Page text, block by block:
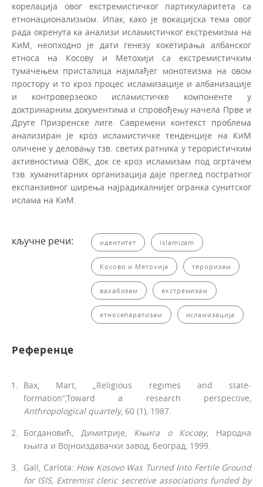
корелација овог екстремистичког партикуларитета са
етнонационализмом. Ипак, како је вокацијска тема овог
рада окренута ка анализи исламистичког екстремизма на
КиМ, неопходно је дати генезу кокетирања албанског
етноса на Косову и Метохији са екстремистичким
тумачењем присталица најмлађег монотеизма на овом
простору и то кроз процес исламизације и албанизације
и контроверзеоко исламистичке компоненте у
доктринарним документима и спровођењу начела Прве и
Друге Призренске лиге. Савремени контекст проблема
анализиран је кроз исламистичке тенденције на КиМ
оличене у деловању тзв. светих ратника у терористичким
активностима ОВК, док се кроз исламизам под огртачем
тзв. хуманитарних организација даје преглед постратног
експанзивног ширења најрадикалнијег огранка сунитског
ислама на КиМ.
кључне речи: идентитет islamizam
Косово и Метохија тероризам
вахабизам екстремизам
етносепаратизам исламизација
Референце
Bax, Mart, „Religious regimes and state-
formation“,Toward a research perspective,
Anthropological quartely, 60 (1), 1987.
Богдановић, Димитрије, Књига о Косову, Народна
књига и Војноиздавачки завод, Београд, 1999.
Gall, Carlota: How Kosovo Was Turned Into Fertile Ground
for ISIS, Extremist cleric secretive associations funded by